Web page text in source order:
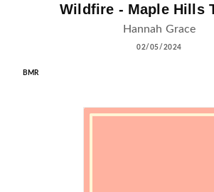
Wildfire - Maple Hills
Hannah Grace
02/05/2024
BMR